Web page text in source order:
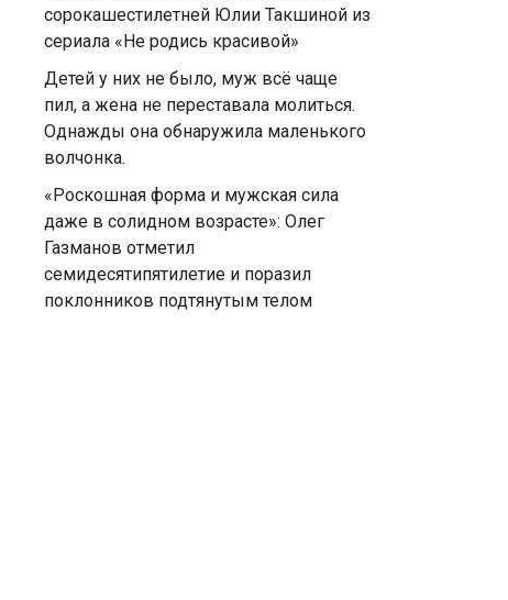
сорокашестилетней Юлии Такшиной из
сериала «Не родись красивой»
Детей у них не было, муж всё чаще
пил, а жена не переставала молиться.
Однажды она обнаружила маленького
волчонка.
«Роскошная форма и мужская сила
даже в солидном возрасте»: Олег
Газманов отметил
семидесятипятилетие и поразил
поклонников подтянутым телом